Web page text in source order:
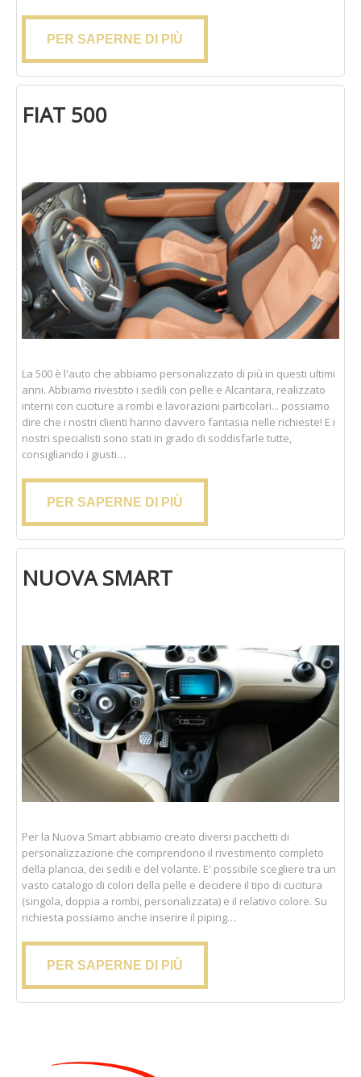
PER SAPERNE DI PIÙ
FIAT 500
La 500 è l'auto che abbiamo personalizzato di più in questi ultimi
anni. Abbiamo rivestito i sedili con pelle e Alcantara, realizzato
interni con cuciture a rombi e lavorazioni particolari... possiamo
dire che i nostri clienti hanno davvero fantasia nelle richieste! E i
nostri specialisti sono stati in grado di soddisfarle tutte,
consigliando i giusti…
PER SAPERNE DI PIÙ
NUOVA SMART
Per la Nuova Smart abbiamo creato diversi pacchetti di
personalizzazione che comprendono il rivestimento completo
della plancia, dei sedili e del volante. E' possibile scegliere tra un
vasto catalogo di colori della pelle e decidere il tipo di cucitura
(singola, doppia a rombi, personalizzata) e il relativo colore. Su
richiesta possiamo anche inserire il piping…
PER SAPERNE DI PIÙ